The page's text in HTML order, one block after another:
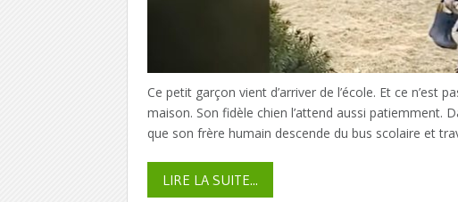
Ce petit garçon vient d’arriver de l’école. Et ce n’est
maison. Son fidèle chien l’attend aussi patiemment.
que son frère humain descende du bus scolaire et
LIRE LA SUITE...